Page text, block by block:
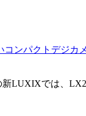
コンパクトデジカ
LUXIXでは、